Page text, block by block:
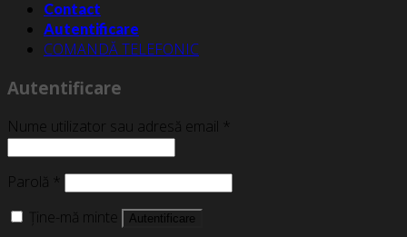
Contact
Autentificare
COMANDĂ TELEFONIC
Autentificare
Nume utilizator sau adresă email *
Parolă *
Ține-mă minte
Autentificare